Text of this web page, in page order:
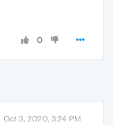
0
Oct 3, 2020, 3:24 PM